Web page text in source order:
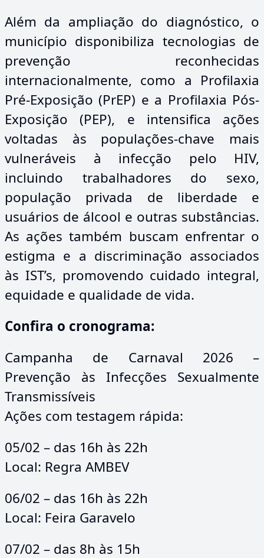
Além da ampliação do diagnóstico, o
município disponibiliza tecnologias de
prevenção reconhecidas
internacionalmente, como a Profilaxia
Pré-Exposição (PrEP) e a Profilaxia Pós-
Exposição (PEP), e intensifica ações
voltadas às populações-chave mais
vulneráveis à infecção pelo HIV,
incluindo trabalhadores do sexo,
população privada de liberdade e
usuários de álcool e outras substâncias.
As ações também buscam enfrentar o
estigma e a discriminação associados
às IST’s, promovendo cuidado integral,
equidade e qualidade de vida.
Confira o cronograma:
Campanha de Carnaval 2026 –
Prevenção às Infecções Sexualmente
Transmissíveis
Ações com testagem rápida:
05/02 – das 16h às 22h
Local: Regra AMBEV
06/02 – das 16h às 22h
Local: Feira Garavelo
07/02 – das 8h às 15h